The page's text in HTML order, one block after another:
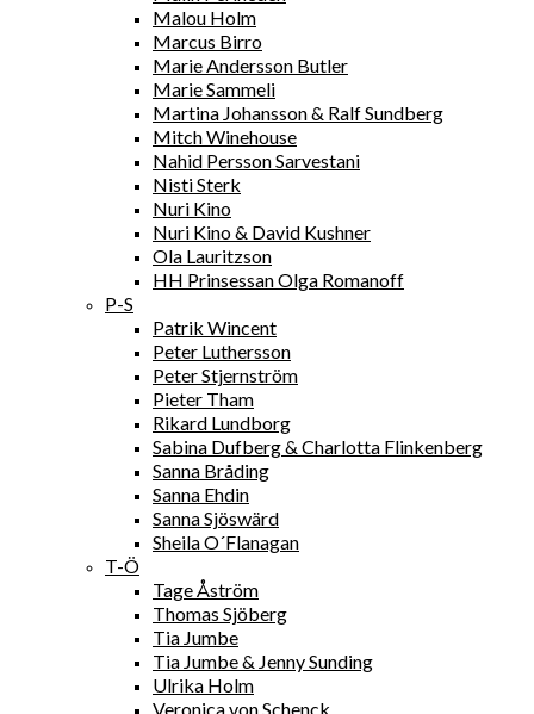
Malou Holm
Marcus Birro
Marie Andersson Butler
Marie Sammeli
Martina Johansson & Ralf Sundberg
Mitch Winehouse
Nahid Persson Sarvestani
Nisti Sterk
Nuri Kino
Nuri Kino & David Kushner
Ola Lauritzson
HH Prinsessan Olga Romanoff
P-S
Patrik Wincent
Peter Luthersson
Peter Stjernström
Pieter Tham
Rikard Lundborg
Sabina Dufberg & Charlotta Flinkenberg
Sanna Bråding
Sanna Ehdin
Sanna Sjöswärd
Sheila O´Flanagan
T-Ö
Tage Åström
Thomas Sjöberg
Tia Jumbe
Tia Jumbe & Jenny Sunding
Ulrika Holm
Veronica von Schenck